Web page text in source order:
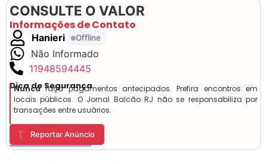
CONSULTE O VALOR
Informações de Contato
Hanieri Offline
Não Informado
11948594445
Dica de Segurança
Nuncafaça pagamentos antecipados. Prefira encontros em
locais públicos. O Jornal Balcão RJ não se responsabiliza por
transações entre usuários.
🚩 Reportar Anúncio